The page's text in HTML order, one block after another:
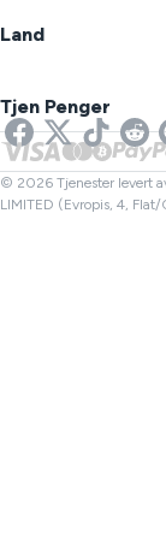
Blogg
Innstillinger for
Anonym IP
VPN for strømming
Netflix VPN
Skjul IP-en din
Online SMS
Lenkesjekker
Filkontroller
Land
UK VPN
Canada VPN
Tyrkia VPN
Tjen Penger
Partnere
© 2026 Tjenester levert
LIMITED (Evropis, 4,